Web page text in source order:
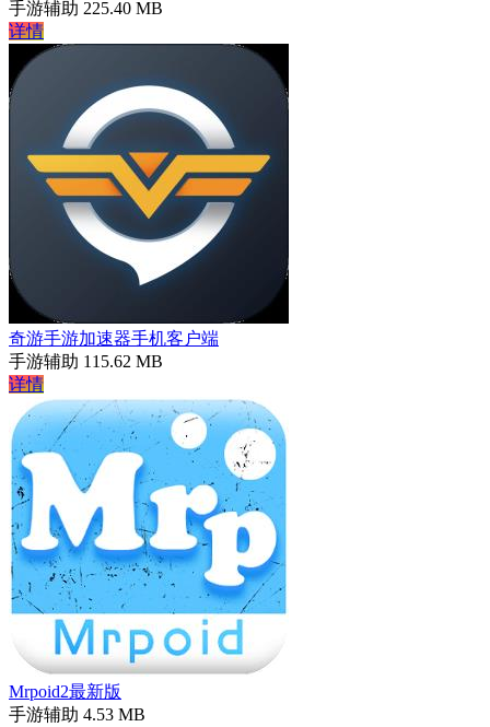
手游辅助 225.40 MB
详情
奇游手游加速器手机客户端
手游辅助 115.62 MB
详情
Mrpoid2最新版
手游辅助 4.53 MB